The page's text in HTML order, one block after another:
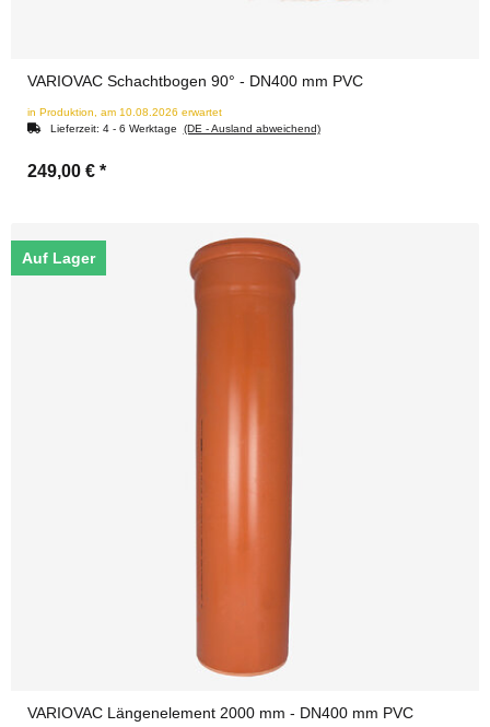
VARIOVAC Schachtbogen 90° - DN400 mm PVC
in Produktion, am 10.08.2026 erwartet
Lieferzeit: 4 - 6 Werktage (DE - Ausland abweichend)
249,00 € *
Auf Lager
VARIOVAC Längenelement 2000 mm - DN400 mm PVC